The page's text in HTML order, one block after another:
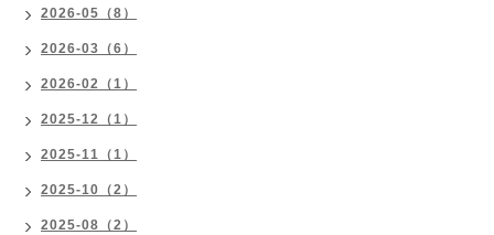
2026-05（8）
2026-03（6）
2026-02（1）
2025-12（1）
2025-11（1）
2025-10（2）
2025-08（2）